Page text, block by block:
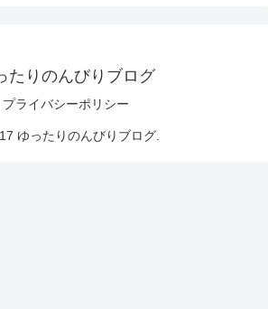
たりのんびりブログ
プライバシーポリシー
ゆったりのんびりブログ.